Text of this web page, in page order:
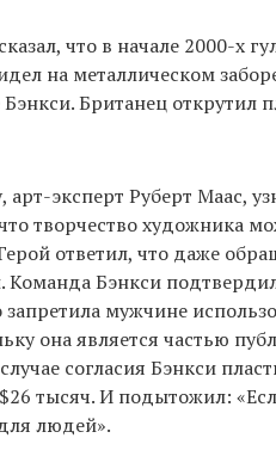
что в начале 2000-х
на металлическом
Британец открутил
эксперт Руберт Маас,
творчество художника
ответил, что даже
Команда Бэнкси
мужчине
она является частью
согласия Бэнкси
тысяч. И подытожил:
людей».